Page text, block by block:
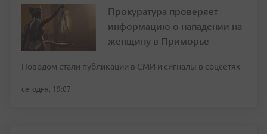
Прокуратура проверяет
информацию о нападении на
женщину в Приморье
Поводом стали публикации в СМИ и сигналы в соцсетях
сегодня, 19:07